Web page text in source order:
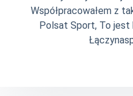
Współpracowałem z
Polsat Sport, To